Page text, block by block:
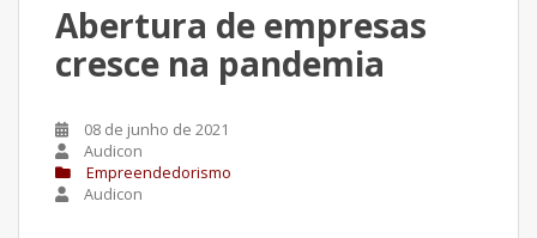
Abertura de empresas
cresce na pandemia
08 de junho de 2021
Audicon
Empreendedorismo
Audicon